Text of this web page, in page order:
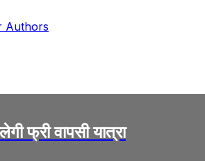
Authors
फ्री वापसी यात्रा